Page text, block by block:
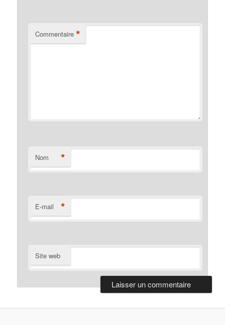
Commentaire *
Nom *
E-mail *
Site web